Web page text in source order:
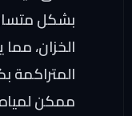
بشكل
الخزان،
المتراكمة
ممكن